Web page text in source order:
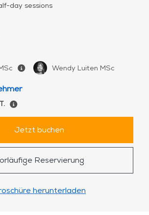
day sessions
Wendy Luiten MSc
Jetzt buchen
Reservierung
herunterladen